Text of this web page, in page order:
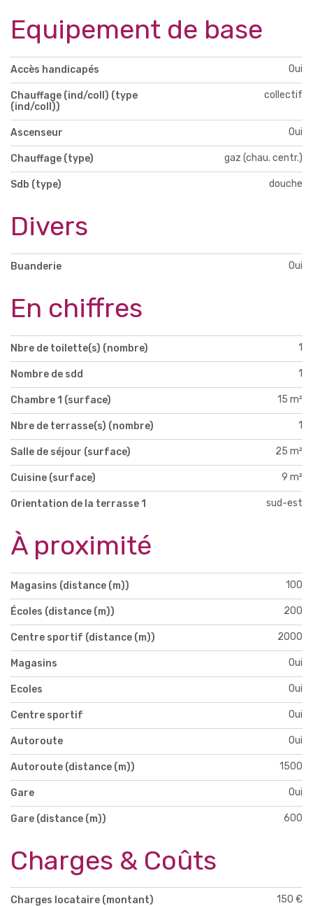
Equipement de base
Accès handicapés Oui
Chauffage (ind/coll) (type
(ind/coll))
collectif
Ascenseur Oui
Chauffage (type) gaz (chau. centr.)
Sdb (type) douche
Divers
Buanderie Oui
En chiffres
Nbre de toilette(s) (nombre) 1
Nombre de sdd 1
Chambre 1 (surface) 15 m²
Nbre de terrasse(s) (nombre) 1
Salle de séjour (surface) 25 m²
Cuisine (surface) 9 m²
Orientation de la terrasse 1 sud-est
À proximité
Magasins (distance (m)) 100
Écoles (distance (m)) 200
Centre sportif (distance (m)) 2000
Magasins Oui
Ecoles Oui
Centre sportif Oui
Autoroute Oui
Autoroute (distance (m)) 1500
Gare Oui
Gare (distance (m)) 600
Charges & Coûts
Charges locataire (montant) 150 €